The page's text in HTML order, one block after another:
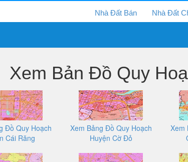
Nhà Đất Bán Nhà Đất
Xem Bản Đồ Quy
Đồ Quy Hoạch
Cái Răng
Xem Bảng Đồ Quy Hoạch
Huyện Cờ Đỏ
Xem